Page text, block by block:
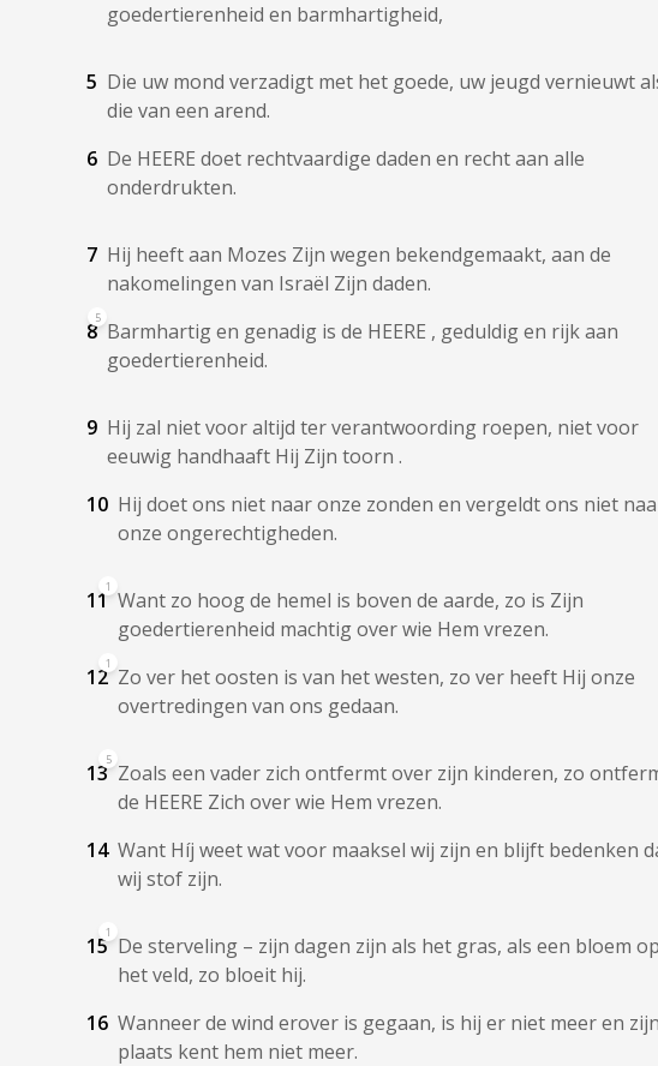
goedertierenheid en barmhartigheid,
5 Die uw mond verzadigt met het goede, uw jeugd vernieuwt
die van een arend.
6 De HEERE doet rechtvaardige daden en recht aan alle
onderdrukten.
7 Hij heeft aan Mozes Zijn wegen bekendgemaakt, aan de
nakomelingen van Israël Zijn daden.
8
5
Barmhartig en genadig is de HEERE , geduldig en rijk aan
goedertierenheid.
9 Hij zal niet voor altijd ter verantwoording roepen, niet voor
eeuwig handhaaft Hij Zijn toorn .
10 Hij doet ons niet naar onze zonden en vergeldt ons niet
onze ongerechtigheden.
11
1
Want zo hoog de hemel is boven de aarde, zo is Zijn
goedertierenheid machtig over wie Hem vrezen.
12
1
Zo ver het oosten is van het westen, zo ver heeft Hij onze
overtredingen van ons gedaan.
13
5
Zoals een vader zich ontfermt over zijn kinderen, zo
de HEERE Zich over wie Hem vrezen.
14 Want Híj weet wat voor maaksel wij zijn en blijft bedenken
wij stof zijn.
15
1
De sterveling – zijn dagen zijn als het gras, als een bloem
het veld, zo bloeit hij.
16 Wanneer de wind erover is gegaan, is hij er niet meer en
plaats kent hem niet meer.